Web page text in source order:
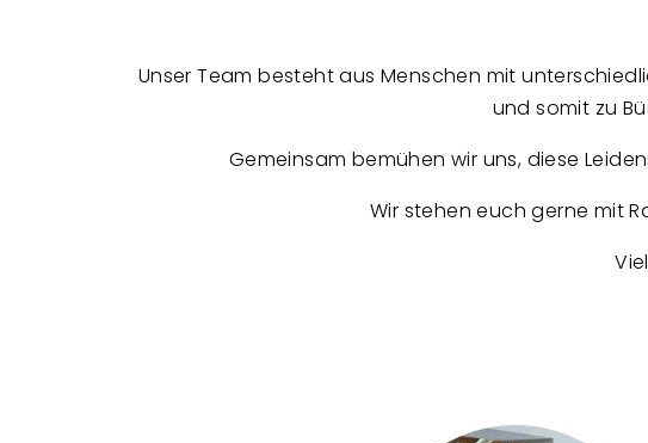
Unser Team besteht aus Menschen mit
und somit zu
Gemeinsam bemühen wir uns, diese
Wir stehen euch gerne mit